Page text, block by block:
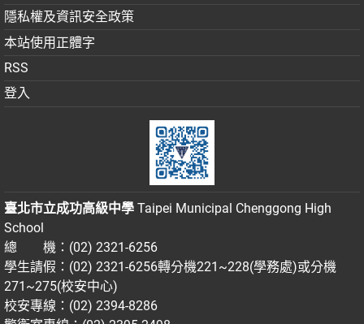
隱私權及資訊安全政策
本站使用正體字
RSS
登入
臺北市立成功高級中學 Taipei Municipal Chenggong High
School
總 機：(02) 2321-6256
學生請假：(02) 2321-6256轉分機221~228(學務處)或分機
271~275(校安中心)
校安專線：(02) 2394-8286